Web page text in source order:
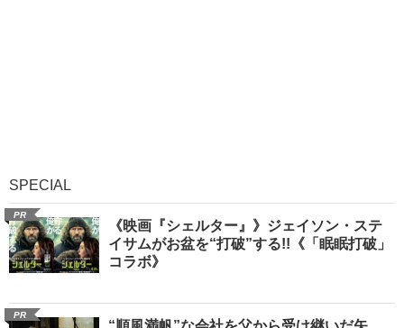
SPECIAL
PR
《映画『シェルター』》ジェイソン・ステ
イサムがお盆を“打破”する!!《「眠眠打破」
コラボ》
PR